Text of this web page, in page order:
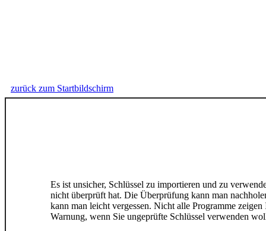
zurück zum Startbildschirm
Es ist unsicher, Schlüssel zu importieren und zu
nicht überprüft hat. Die Überprüfung kann man
kann man leicht vergessen. Nicht alle Programme zeigen
Warnung, wenn Sie ungeprüfte Schlüssel verwenden